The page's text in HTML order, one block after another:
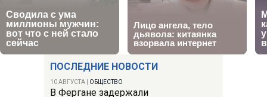
ПОСЛЕДНИЕ НОВОСТИ
10 АВГУСТА ОБЩЕСТВО
В Фергане задержали